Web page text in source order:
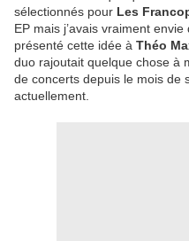
sélectionnés pour Les
EP mais j’avais vraiment
présenté cette idée à Théo
duo rajoutait quelque chose à
de concerts depuis le mois de
actuellement.